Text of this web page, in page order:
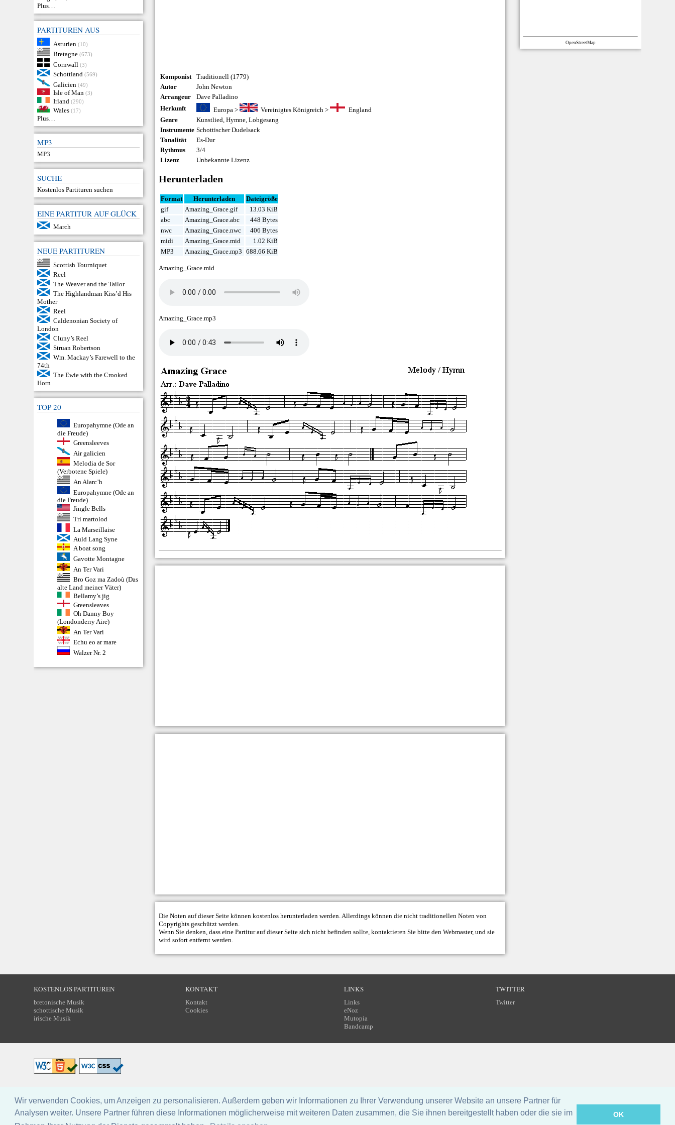
Wir verwenden Cookies, um Anzeigen zu personalisieren. Außerdem geben wir Informationen zu Ihrer Verwendung unserer Website an unsere Partner für
Analysen weiter. Unsere Partner führen diese Informationen möglicherweise mit weiteren Daten zusammen, die Sie ihnen bereitgestellt haben oder die sie im
OK
Plus…
PARTITUREN AUS
Asturien (10)
Bretagne (673)
Cornwall (3)
Schottland (569)
Galicien (49)
Isle of Man (3)
Irland (290)
Wales (17)
Plus…
MP3
MP3
SUCHE
Kostenlos Partituren suchen
EINE PARTITUR AUF GLÜCK
March
NEUE PARTITUREN
Scottish Tourniquet
Reel
The Weaver and the Tailor
The Highlandman Kiss’d His
Mother
Reel
Caldenonian Society of
London
Cluny’s Reel
Struan Robertson
Wm. Mackay’s Farewell to the
74th
The Ewie with the Crooked
Horn
TOP 20
Europahymne (Ode an
die Freude)
Greensleeves
Air galicien
Melodia de Sor
(Verbotene Spiele)
An Alarc’h
Europahymne (Ode an
die Freude)
Jingle Bells
Tri martolod
La Marseillaise
Auld Lang Syne
A boat song
Gavotte Montagne
An Ter Vari
Bro Goz ma Zadoù (Das
alte Land meiner Väter)
Bellamy’s jig
Greensleaves
Oh Danny Boy
(Londonderry Aire)
An Ter Vari
Echu eo ar mare
Walzer Nr. 2
Komponist
Traditionell (1779)
Autor
John Newton
Arrangeur
Dave Palladino
Herkunft
Europa > Vereinigtes Königreich >
England
Genre
Kunstlied ,Hymne ,Lobgesang
Instrumente Schottischer Dudelsack
Tonalität
Es-Dur
Rythmus
3/4
Lizenz
Unbekannte Lizenz
Herunterladen
Format Herunterladen
Dateigröße
gif
Amazing_Grace.gif
13.03 KiB
abc
Amazing_Grace.abc
448 Bytes
nwc
Amazing_Grace.nwc
406 Bytes
midi
Amazing_Grace.mid
1.02 KiB
MP3
Amazing_Grace.mp3 688.66 KiB
Amazing_Grace.mid
Amazing_Grace.mp3
Die Noten auf dieser Seite können kostenlos herunterladen werden. Allerdings können die nicht traditionellen Noten von
Copyrights geschützt werden.
Wenn Sie denken, dass eine Partitur auf dieser Seite sich nicht befinden sollte, kontaktieren Sie bitte denWebmaster, und sie
wird sofort entfernt werden.
OpenStreetMap
KOSTENLOS PARTITUREN
bretonische Musik
schottische Musik
irische Musik
KONTAKT
Kontakt
Cookies
LINKS
Links
eNoz
Mutopia
Bandcamp
TWITTER
Twitter